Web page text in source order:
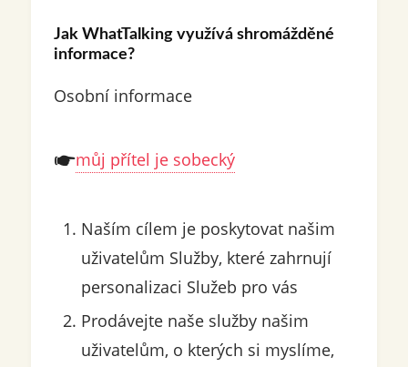
Jak WhatTalking využívá shromážděné
informace?
Osobní informace
můj přítel je sobecký
Naším cílem je poskytovat našim
uživatelům Služby, které zahrnují
personalizaci Služeb pro vás
Prodávejte naše služby našim
uživatelům, o kterých si myslíme,